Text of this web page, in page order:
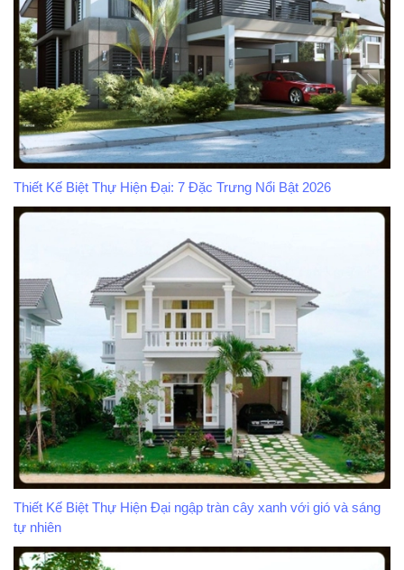
Thiết Kế Biệt Thự Hiện Đại: 7 Đặc Trưng Nổi Bật 2026
Thiết Kế Biệt Thự Hiện Đại ngập tràn cây xanh với gió và sáng
tự nhiên